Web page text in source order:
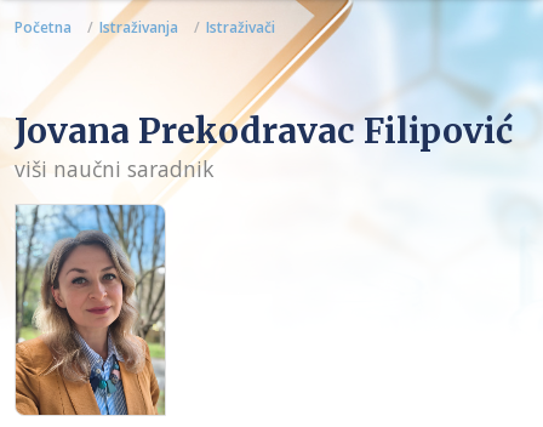
Početna Istraživanja Istraživači
Jovana Prekodravac Filipović
viši naučni saradnik